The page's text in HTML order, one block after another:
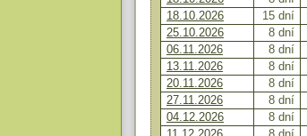
18.10.2026
15 dní
25.10.2026
8 dní
06.11.2026
8 dní
13.11.2026
8 dní
20.11.2026
8 dní
27.11.2026
8 dní
04.12.2026
8 dní